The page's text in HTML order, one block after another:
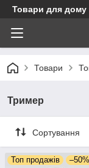
Товари для дому
Товари
Тример
Сортування
Топ продажів –50%